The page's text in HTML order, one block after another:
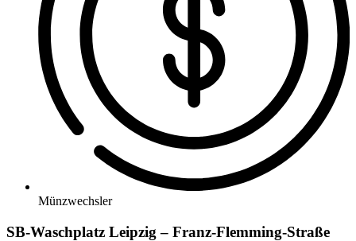
Münzwechsler
SB-Waschplatz Leipzig – Franz-Flemming-Straße